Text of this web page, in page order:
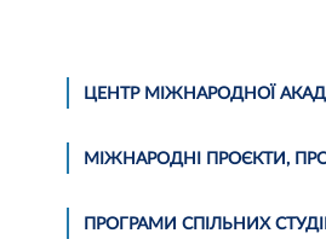
ЦЕНТР МІЖНАРОДНОЇ
МІЖНАРОДНІ ПРОЄКТИ,
ПРОГРАМИ СПІЛЬНИХ